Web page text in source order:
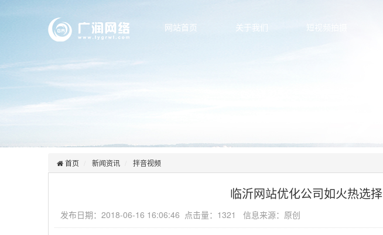
网站首页 关于我们 短视频拍摄
首页 新闻资讯 拌音视频
临沂网站优化公司如火热选择
发布日期：2018-06-16 16:06:46 点击量：1321 信息来源：原创